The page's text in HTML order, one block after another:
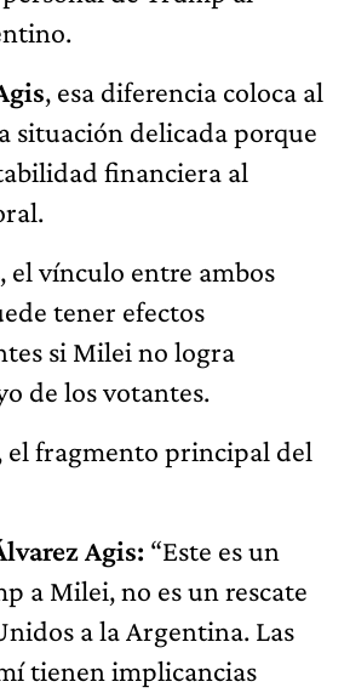
, esa diferencia coloca al
situación delicada porque
financiera al
el vínculo entre ambos
tener efectos
si Milei no logra
de los votantes.
el fragmento principal del
Agis: “Este es un
a Milei, no es un rescate
a la Argentina. Las
tienen implicancias